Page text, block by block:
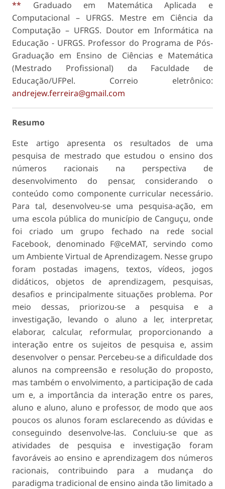
** Graduado em Matemática Aplicada e
Computacional – UFRGS. Mestre em Ciência da
Computação – UFRGS. Doutor em Informática na
Educação - UFRGS. Professor do Programa de Pós-
Graduação em Ensino de Ciências e Matemática
(Mestrado Profissional) da Faculdade de
Educação/UFPel. Correio eletrônico:
andrejew.ferreira@gmail.com
Resumo
Este artigo apresenta os resultados de uma
pesquisa de mestrado que estudou o ensino dos
números racionais na perspectiva de
desenvolvimento do pensar, considerando o
conteúdo como componente curricular necessário.
Para tal, desenvolveu-se uma pesquisa-ação, em
uma escola pública do município de Canguçu, onde
foi criado um grupo fechado na rede social
Facebook, denominado F@ceMAT, servindo como
um Ambiente Virtual de Aprendizagem. Nesse grupo
foram postadas imagens, textos, vídeos, jogos
didáticos, objetos de aprendizagem, pesquisas,
desafios e principalmente situações problema. Por
meio dessas, priorizou-se a pesquisa e a
investigação, levando o aluno a ler, interpretar,
elaborar, calcular, reformular, proporcionando a
interação entre os sujeitos de pesquisa e, assim
desenvolver o pensar. Percebeu-se a dificuldade dos
alunos na compreensão e resolução do proposto,
mas também o envolvimento, a participação de cada
um e, a importância da interação entre os pares,
aluno e aluno, aluno e professor, de modo que aos
poucos os alunos foram esclarecendo as dúvidas e
conseguindo desenvolve-las. Concluiu-se que as
atividades de pesquisa e investigação foram
favoráveis ao ensino e aprendizagem dos números
racionais, contribuindo para a mudança do
paradigma tradicional de ensino ainda tão limitado a